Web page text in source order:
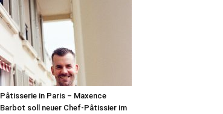
Pâtisserie in Paris – Maxence
Barbot soll neuer Chef-Pâtissier im